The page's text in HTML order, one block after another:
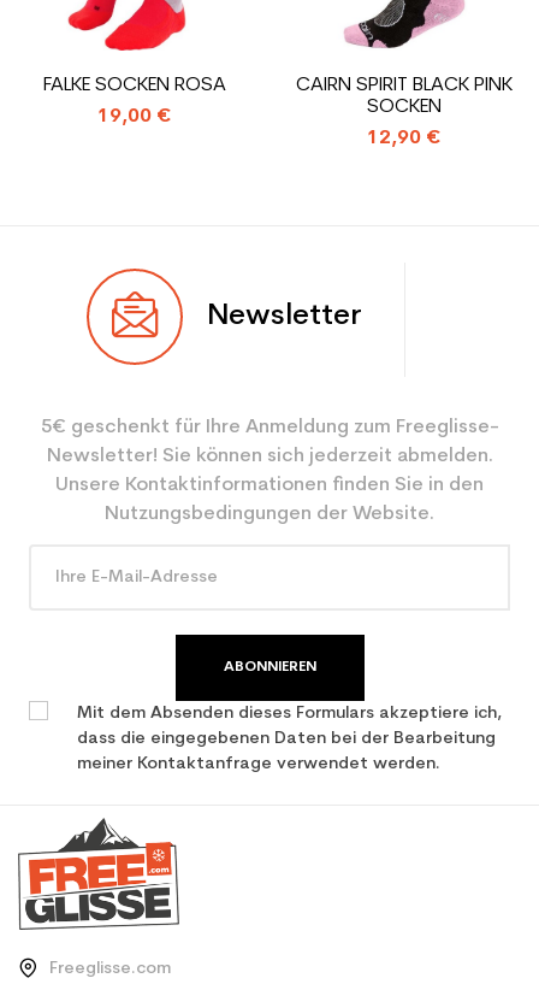
den Planeten (in kg)
Frauenfreizeit
FALKE SOCKEN ROSA
19,00 €
CAIRN SPIRIT BLACK PINK
SOCKEN
12,90 €
Newsletter
5€ geschenkt für Ihre Anmeldung zum Freeglisse-
Newsletter! Sie können sich jederzeit abmelden.
Unsere Kontaktinformationen finden Sie in den
Nutzungsbedingungen der Website.
ABONNIEREN
Mit dem Absenden dieses Formulars akzeptiere ich,
dass die eingegebenen Daten bei der Bearbeitung
meiner Kontaktanfrage verwendet werden.
Freeglisse.com